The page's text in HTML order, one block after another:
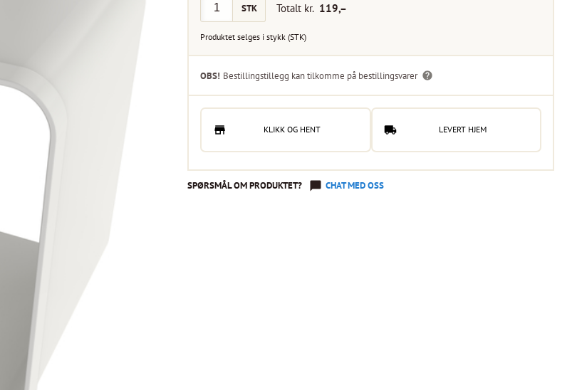
STK Totalt kr. 119,–
Produktet selges istykk (STK)
OBS! Bestillingstillegg kan tilkomme på bestillingsvarer
KLIKK OG HENT LEVERT HJEM
SPØRSMÅL OM PRODUKTET? CHAT MED OSS